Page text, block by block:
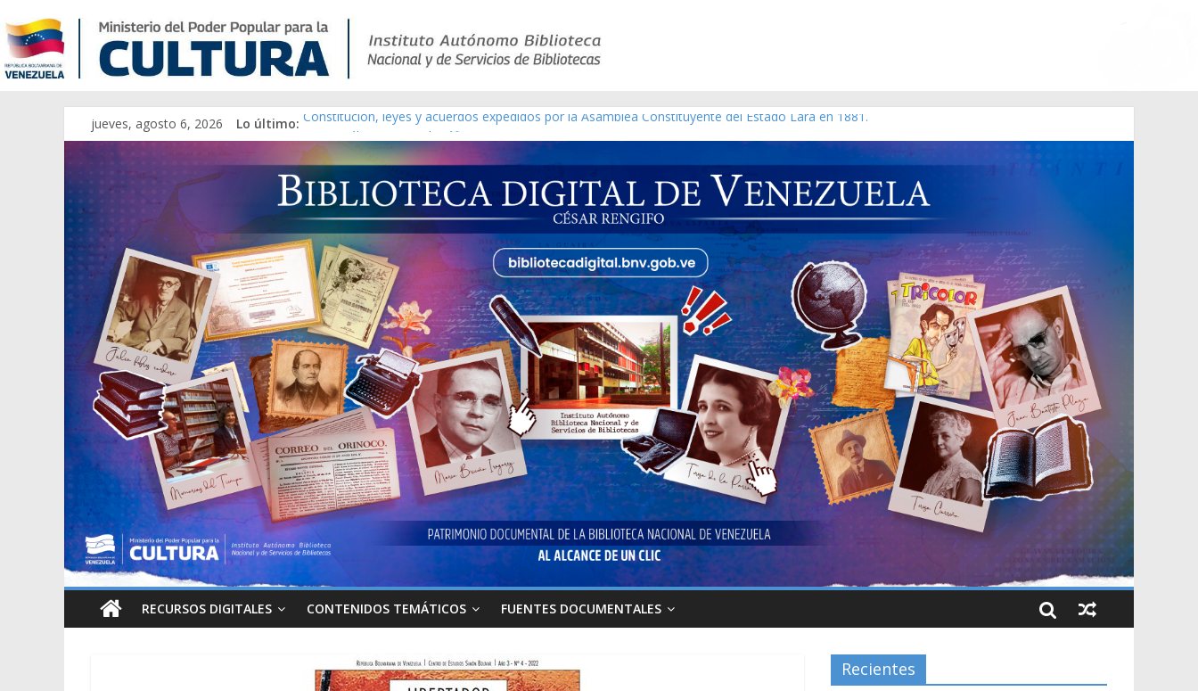
jueves, agosto 6, 2026 Lo último: Constitución, leyes y acuerdos expedidos por la Asamblea Constituyente del Estado Lara en 1881.
Una Parálisis [material gráfico]
Modesta Bor Sánchez [material gráfico]
Gaceta Oficial de la República de Venezuela año CXXXIII Mes V, Caracas 09 de marzo de 2006 N° 38.394
Catálogo temático de obras de Modesta Bor
RECURSOS DIGITALES CONTENIDOS TEMÁTICOS FUENTES DOCUMENTALES
Recientes